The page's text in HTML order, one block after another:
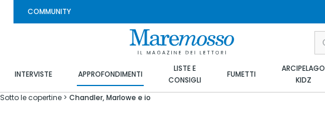
COMMUNITY
INTERVISTE APPROFONDIMENTI
LISTE E
CONSIGLI
FUMETTI
ARCIPELAGO
KIDZ
Sotto le copertine Chandler, Marlowe e io